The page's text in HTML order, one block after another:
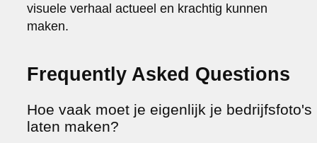
visuele verhaal actueel en krachtig kunnen
maken.
Frequently Asked Questions
Hoe vaak moet je eigenlijk je bedrijfsfoto's
laten maken?